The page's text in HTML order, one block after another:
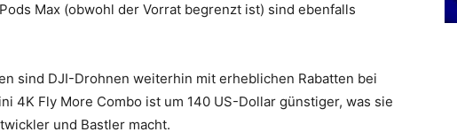
Max (obwohl der Vorrat begrenzt ist) sind ebenfalls
sind DJI-Drohnen weiterhin mit erheblichen Rabatten bei
4K Fly More Combo ist um 140 US-Dollar günstiger, was sie
und Bastler macht.